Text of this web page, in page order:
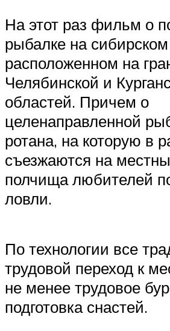
На этот раз фильм о
рыбалке на
расположенном на
Челябинской и
областей. Причем о
целенаправленной
ротана, на которую в
съезжаются на
полчища любителей
ловли.
По технологии все
трудовой переход к
не менее трудовое
подготовка снастей.